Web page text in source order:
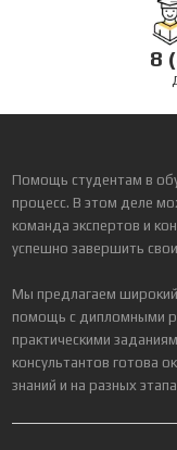
8
Помощь студентам в
процесс. В этом деле
команда экспертов и
успешно завершить
Мы предлагаем широкий
помощь с дипломными
практическими
консультантов готова
знаний и на разных